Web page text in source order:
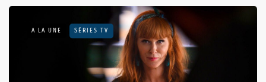
A LA UNE SÉRIES TV